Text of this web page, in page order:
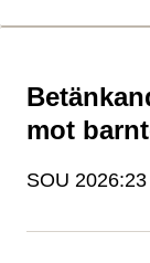
mot
Typ av sida
SOU 2026:23